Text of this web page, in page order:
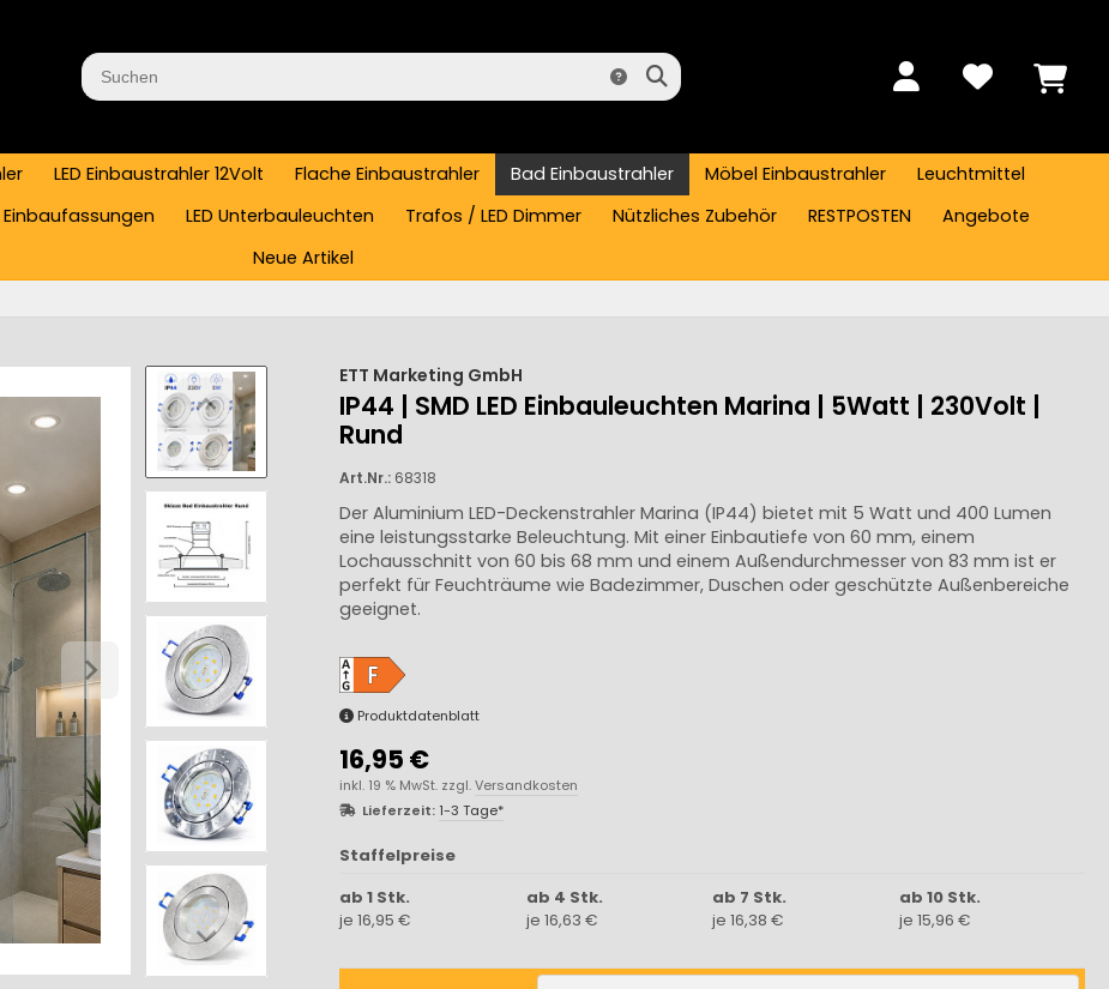
LED Einbaustrahler 12Volt Flache Einbaustrahler Bad Einbaustrahler Möbel Einbaustrahler
Leuchtmittel
Einbaufassungen LED Unterbauleuchten Trafos / LED Dimmer Nützliches Zubehör RESTPOSTEN
Angebote
Neue Artikel
ETT Marketing GmbH
IP44 | SMD LED Einbauleuchten Marina | 5Watt | 230Volt |
Rund
Art.Nr.: 68318
Der Aluminium LED-Deckenstrahler Marina (IP44) bietet mit 5 Watt und 400 Lumen
eine leistungsstarke Beleuchtung. Mit einer Einbautiefe von 60 mm, einem
Lochausschnitt von 60 bis 68 mm und einem Außendurchmesser von 83 mm ist er
perfekt für Feuchträume wie Badezimmer, Duschen oder geschützte Außenbereiche
geeignet.
Produktdatenblatt
16,95 €
inkl. 19 % MwSt. zzgl.Versandkosten
Lieferzeit:1-3 Tage*
Staffelpreise
ab 1 Stk.
je 16,95 €
ab 4 Stk.
je 16,63 €
ab 7 Stk.
je 16,38 €
ab 10 Stk.
je 15,96 €